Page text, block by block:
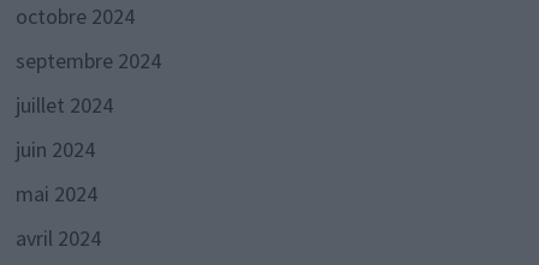
octobre 2024
septembre 2024
juillet 2024
juin 2024
mai 2024
avril 2024